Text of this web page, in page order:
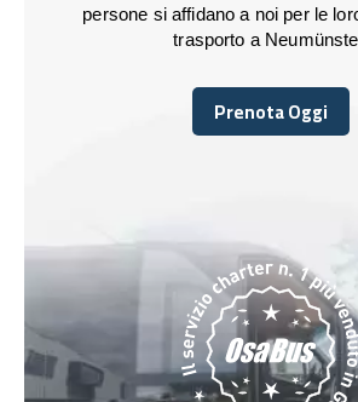
persone si affidano a noi per le
trasporto a
Prenota Oggi
Prenota Oggi